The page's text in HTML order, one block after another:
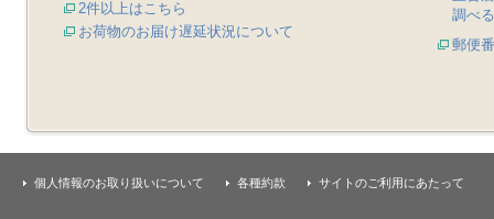
2件以上はこちら
お荷物のお届け遅延状況について
調べる
郵便
個人情報のお取り扱いについて 各種約款 サイトのご利用にあたって